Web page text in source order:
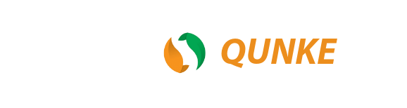
QUNKE